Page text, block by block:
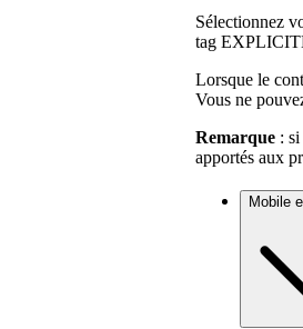
Sélectionnez
tag
Lorsque le
Vous ne
Remarque :
apportés aux
Mobile